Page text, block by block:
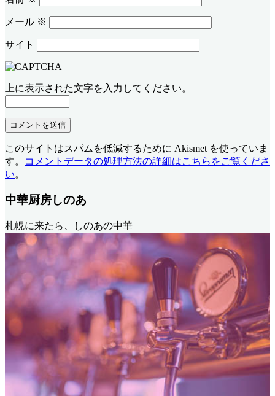
メール ※
サイト
上に表示された文字を入力してください。
このサイトはスパムを低減するために Akismet を使っていま
す。
コメントデータの処理方法の詳細はこちらをご覧くださ
い。
中華厨房しのあ
札幌に来たら、しのあの中華